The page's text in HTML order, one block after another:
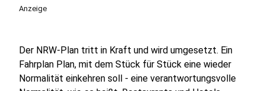
Anzeige
Der NRW-Plan tritt in Kraft und wird umgesetzt. Ein
Fahrplan Plan, mit dem Stück für Stück eine wieder
Normalität einkehren soll - eine verantwortungsvolle